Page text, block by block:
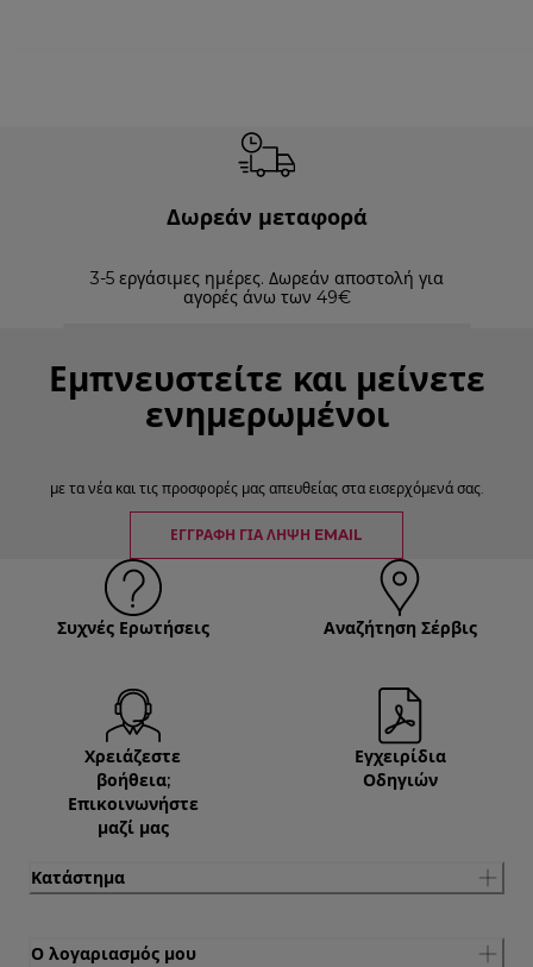
Δωρεάν μεταφορά
3-5 εργάσιμες ημέρες. Δωρεάν αποστολή για
αγορές άνω των 49€
Εμπνευστείτε και μείνετε
ενημερωμένοι
με τα νέα και τις προσφορές μας απευθείας στα εισερχόμενά σας.
ΕΓΓΡΑΦΉ ΓΙΑ ΛΉΨΗ EMAIL
Συχνές Ερωτήσεις Αναζήτηση Σέρβις
Χρειάζεστε
βοήθεια;
Επικοινωνήστε
μαζί μας
Εγχειρίδια
Οδηγιών
Κατάστημα
Ο λογαριασμός μου